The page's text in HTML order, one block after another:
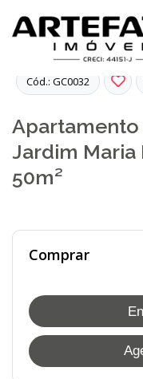
Cód.: GC0032
Apartamento
Jardim Maria
50m²
Comprar